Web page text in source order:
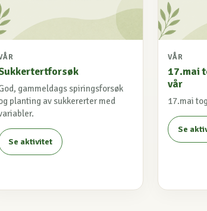
gammeldags spiringsforsøk
planting av sukkererter med
Se aktivitet
VÅR
17.mai
vår
17.mai
Se